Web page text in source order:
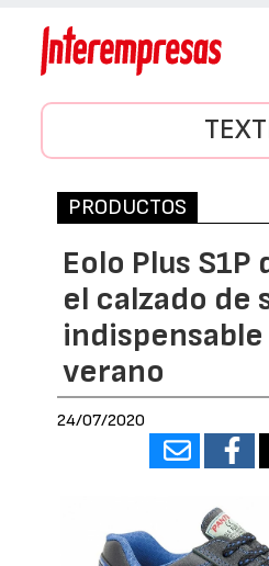
PRODUCTOS
Eolo Plus
el calzado de
indispensable
verano
24/07/2020